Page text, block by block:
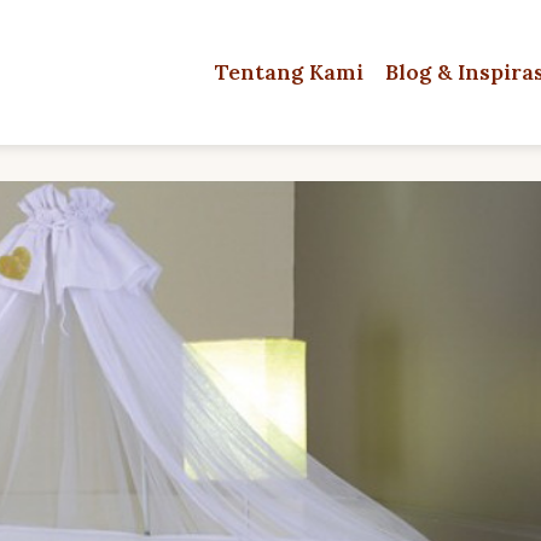
Tentang Kami Blog &